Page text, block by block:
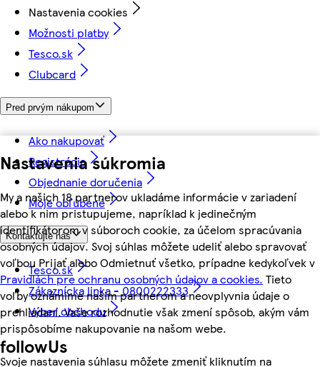
Nastavenia súkromia
My a našich 18 partnerov ukladáme informácie v zariadení
alebo k nim pristupujeme, napríklad k jedinečným
identifikátorom v súboroch cookie, za účelom spracúvania
osobných údajov. Svoj súhlas môžete udeliť alebo spravovať
voľbou Prijať alebo Odmietnuť všetko, prípadne kedykoľvek v
Pravidlách pre ochranu osobných údajov a cookies. Tieto
voľby oznámime našim partnerom a neovplyvnia údaje o
prehliadaní. Vaše rozhodnutie však zmení spôsob, akým vám
prispôsobíme nakupovanie na našom webe.
Svoje nastavenia súhlasu môžete zmeniť kliknutím na
Nastavenia cookies
Možnosti platby
Tesco.sk
Clubcard
Pred prvým nákupom
Ako nakupovať
Registrácia
Objednanie doručenia
Moje obľúbené
Kontaktujte nás
Tesco.sk
Zákaznícka linka - 0800222333
Výber obchodu
followUs